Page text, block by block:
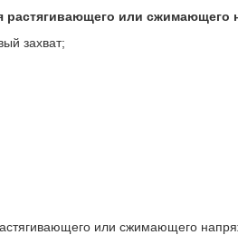
растягивающего или сжимающего
захват;
или сжимающего